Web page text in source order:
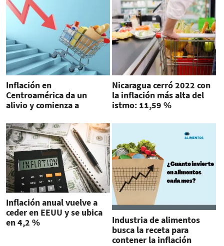
Inflación en
Centroamérica da un
alivio y comienza a
Nicaragua cerró 2022 con
la inflación más alta del
istmo: 11,59 %
Inflación anual vuelve a
ceder en EEUU y se ubica
en 4,2 %
Industria de alimentos
busca la receta para
contener la inflación